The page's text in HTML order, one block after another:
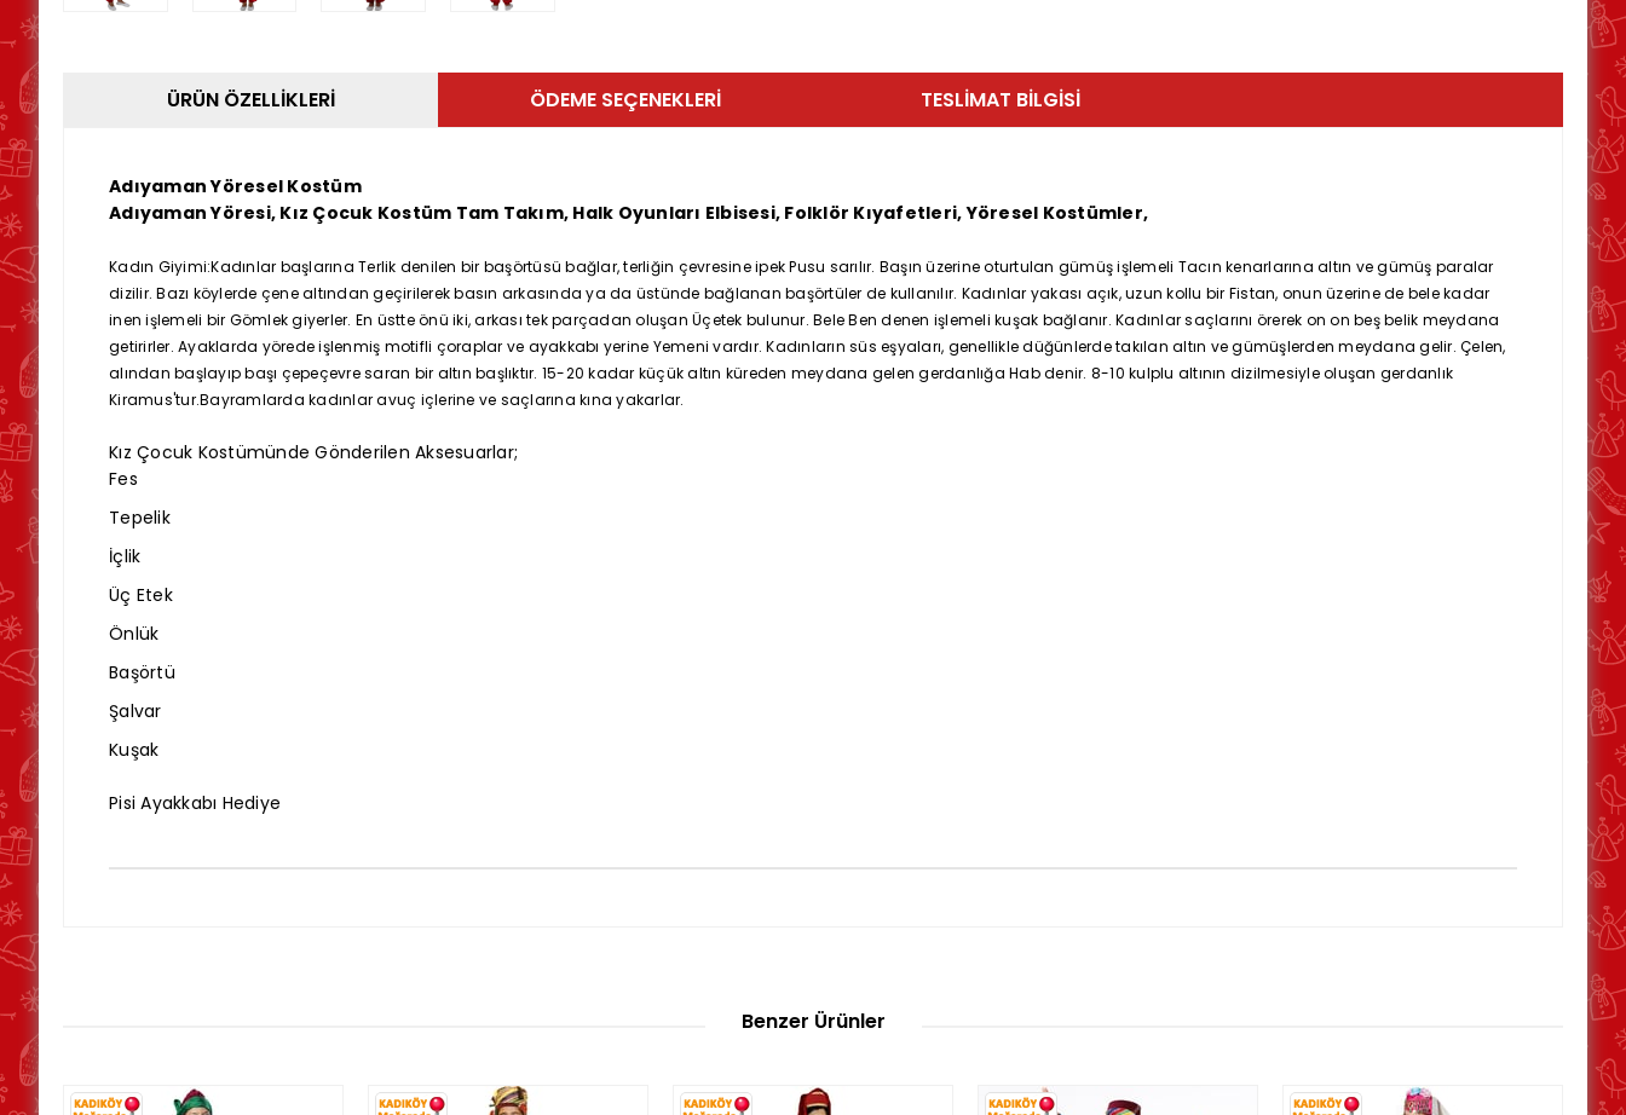
ÜRÜN ÖZELLIKLERI ÖDEME SEÇENEKLERI TESLIMAT BILGISI
Adıyaman Yöresel Kostüm
Adıyaman Yöresi, Kız Çocuk Kostüm Tam Takım, Halk Oyunları Elbisesi, Folklör Kıyafetleri, Yöresel Kostümler,
Kadın Giyimi:Kadınlar başlarına Terlik denilen bir başörtüsü bağlar, terliğin çevresine ipek Pusu sarılır. Başın üzerine oturtulan gümüş işlemeli Tacın kenarlarına altın ve gümüş paralar
dizilir. Bazı köylerde çene altından geçirilerek basın arkasında ya da üstünde bağlanan başörtüler de kullanılır. Kadınlar yakası açık, uzun kollu bir Fistan, onun üzerine de bele kadar
inen işlemeli bir Gömlek giyerler. En üstte önü iki, arkası tek parçadan oluşan Üçetek bulunur. Bele Ben denen işlemeli kuşak bağlanır. Kadınlar saçlarını örerek on on beş belik meydana
getirirler. Ayaklarda yörede işlenmiş motifli çoraplar ve ayakkabı yerine Yemeni vardır. Kadınların süs eşyaları, genellikle düğünlerde takılan altın ve gümüşlerden meydana gelir. Çelen,
alından başlayıp başı çepeçevre saran bir altın başlıktır. 15-20 kadar küçük altın küreden meydana gelen gerdanlığa Hab denir. 8-10 kulplu altının dizilmesiyle oluşan gerdanlık
Kiramus'tur.Bayramlarda kadınlar avuç içlerine ve saçlarına kına yakarlar.
Kız Çocuk Kostümünde Gönderilen Aksesuarlar;
Fes
Tepelik
İçlik
Üç Etek
Önlük
Başörtü
Şalvar
Kuşak
Pisi Ayakkabı Hediye
Benzer Ürünler